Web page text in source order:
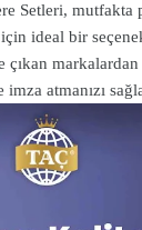
Setleri, mutfakta
ideal bir
atmanızı